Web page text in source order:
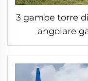
3 gambe torre
angolare